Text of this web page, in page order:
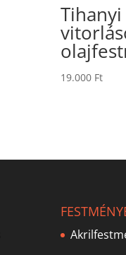
19.000 Ft